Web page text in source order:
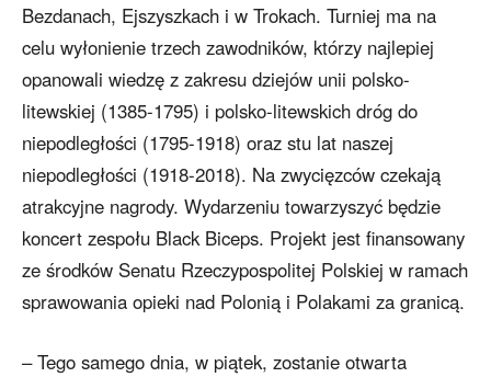
Bezdanach, Ejszyszkach i w Trokach. Turniej ma na
celu wyłonienie trzech zawodników, którzy najlepiej
opanowali wiedzę z zakresu dziejów unii polsko-
litewskiej (1385-1795) i polsko-litewskich dróg do
niepodległości (1795-1918) oraz stu lat naszej
niepodległości (1918-2018). Na zwycięzców czekają
atrakcyjne nagrody. Wydarzeniu towarzyszyć będzie
koncert zespołu Black Biceps. Projekt jest finansowany
ze środków Senatu Rzeczypospolitej Polskiej w ramach
sprawowania opieki nad Polonią i Polakami za granicą.
– Tego samego dnia, w piątek, zostanie otwarta